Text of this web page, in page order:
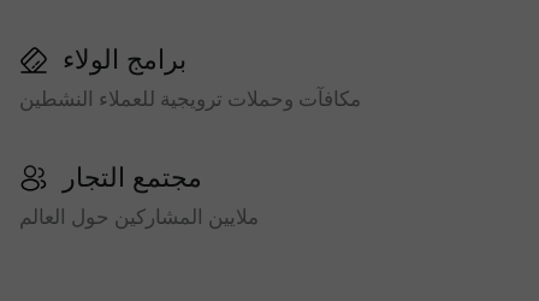
برامج الولاء
مكافآت وحملات ترويجية للعملاء النشطين
مجتمع التجار
ملايين المشاركين حول العالم